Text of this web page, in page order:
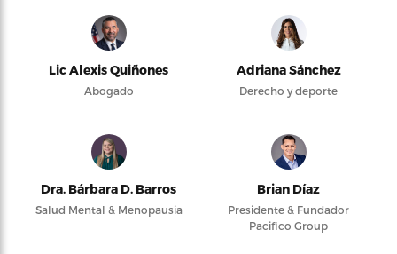
Lic Alexis Quiñones
Abogado
Adriana Sánchez
Derecho y deporte
Dra. Bárbara D. Barros
Salud Mental & Menopausia
Brian Díaz
Presidente & Fundador
Pacifico Group